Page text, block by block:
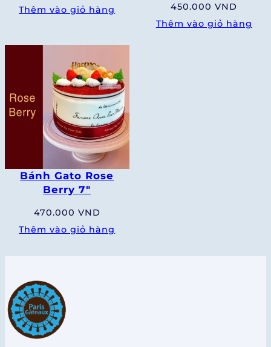
Thêm vào giỏ hàng
450.000VND
Thêm vào giỏ hàng
Bánh Gato Rose
Berry 7″
470.000 VND
Thêm vào giỏ hàng